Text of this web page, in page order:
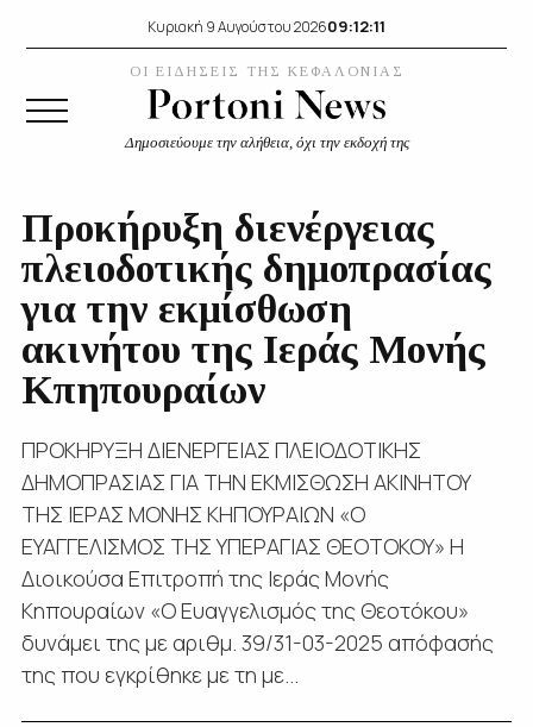
Κυριακή 9 Αυγούστου 202609:12:12
ΟΙ ΕΙΔΗΣΕΙΣ ΤΗΣ ΚΕΦΑΛΟΝΙΑΣ
Δημοσιεύουμε την αλήθεια, όχι την εκδοχή της
Προκήρυξη διενέργειας
πλειοδοτικής δημοπρασίας
για την εκμίσθωση
ακινήτου της Ιεράς Μονής
Κπηπουραίων
ΠΡΟΚΗΡΥΞΗ ΔΙΕΝΕΡΓΕΙΑΣ ΠΛΕΙΟΔΟΤΙΚΗΣ
ΔΗΜΟΠΡΑΣΙΑΣ ΓΙΑ ΤΗΝ ΕΚΜΙΣΘΩΣΗ ΑΚΙΝΗΤΟΥ
ΤΗΣ ΙΕΡΑΣ ΜΟΝΗΣ ΚΗΠΟΥΡΑΙΩΝ «Ο
ΕΥΑΓΓΕΛΙΣΜΟΣ ΤΗΣ ΥΠΕΡΑΓΙΑΣ ΘΕΟΤΟΚΟΥ» Η
Διοικούσα Επιτροπή της Ιεράς Μονής
Κηπουραίων «Ο Ευαγγελισμός της Θεοτόκου»
δυνάμει της με αριθμ. 39/31-03-2025 απόφασής
της που εγκρίθηκε με τη με...